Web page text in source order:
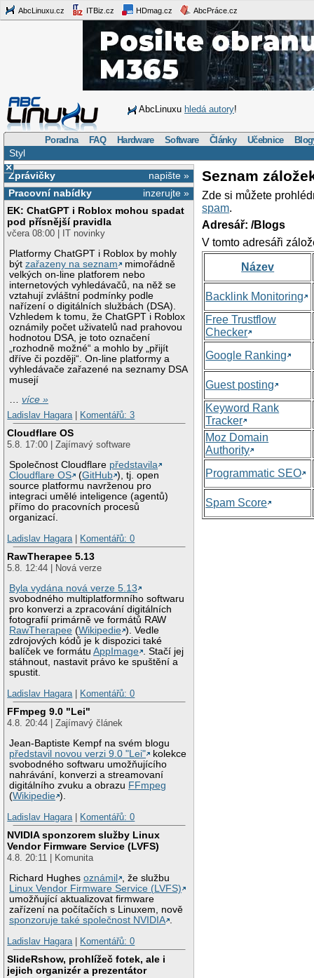
AbcLinuxu.cz ITBiz.cz HDmag.cz AbcPráce.cz
AbcLinuxu hledá autory!
Poradna FAQ Hardware Software Články Učebnice
Styl
×
napište »
Zprávičky
inzerujte »
Pracovní nabídky
EK: ChatGPT i Roblox mohou spadat
pod přísnější pravidla
včera 08:00 | IT novinky
Platformy ChatGPT i Roblox by mohly
býtzařazeny na seznam
mimořádně
velkých on-line platforem nebo
internetových vyhledávačů, na něž se
vztahují zvláštní podmínky podle
nařízení o digitálních službách (DSA).
Vzhledem k tomu, že ChatGPT i Roblox
oznámily počet uživatelů nad prahovou
hodnotou DSA, je toto označení
„rozhodně možné“ a mohlo by „přijít
dříve či později“. On-line platformy a
vyhledávače zařazené na seznamy DSA
musejí
…více »
Ladislav Hagara
Komentářů: 3
Cloudflare OS
5.8. 17:00 | Zajímavý software
Společnost Cloudflare představila
Cloudflare OS
(GitHub ), tj. open
source platformu navrženou pro
integraci umělé inteligence (agentů)
přímo do pracovních procesů
organizací.
Ladislav Hagara
Komentářů: 0
RawTherapee 5.13
5.8. 12:44 | Nová verze
Byla vydána nová verze 5.13
svobodného multiplatformního softwaru
pro konverzi a zpracování digitálních
fotografií primárně ve formátů RAW
RawTherapee (Wikipedie ). Vedle
zdrojových kódů je k dispozici také
balíček ve formátuAppImage . Stačí jej
stáhnout, nastavit právo ke spuštění a
spustit.
Ladislav Hagara
Komentářů: 0
FFmpeg 9.0 "Lei"
4.8. 20:44 | Zajímavý článek
Jean-Baptiste Kempf na svém blogu
představil novou verzi 9.0 "Lei"
kolekce
svobodného softwaru umožňujícího
nahrávání, konverzi a streamovaní
digitálního zvuku a obrazu FFmpeg
(Wikipedie ).
Ladislav Hagara
Komentářů: 0
NVIDIA sponzorem služby Linux
Vendor Firmware Service (LVFS)
4.8. 20:11 | Komunita
Richard Hughesoznámil
, že službu
Linux Vendor Firmware Service (LVFS)
umožňující aktualizovat firmware
zařízení na počítačích s Linuxem, nově
sponzoruje také společnost NVIDIA .
Ladislav Hagara | Komentářů: 0
SlideRshow, prohlížeč fotek, ale i
jejich organizér a prezentátor
Seznam
Zde si můžete
spam.
Adresář: /Blogs
V tomto adresáři
Název
Backlink Monitoring
Free Trustflow
Checker
Google Ranking
Guest posting
Keyword Rank
Tracker
Moz Domain
Authority
Programmatic SEO
Spam Score